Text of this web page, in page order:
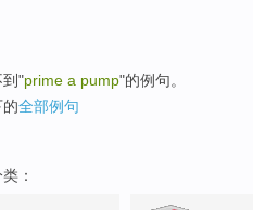
到"prime a pump"的例句。
全部例句
：